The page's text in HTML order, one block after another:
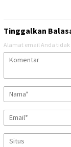
Tinggalkan
Alamat email Anda